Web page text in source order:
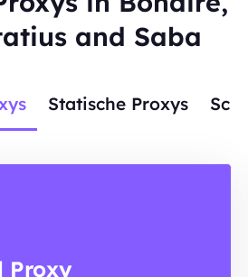
and Saba
Statische Proxys
Proxy